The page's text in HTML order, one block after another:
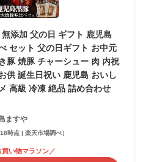
無添加 父の日 ギフト 鹿児島
セット 父の日ギフト お中元
豚 焼豚 チャーシュー 肉 内祝
供 誕生日祝い 鹿児島 おいし
高級 冷凍 絶品 詰め合わせ
ますや
時点 | 楽天市場調べ）
買い物マラソン／